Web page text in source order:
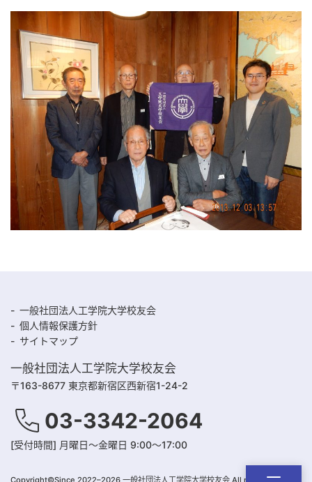
一般社団法人工学院大学校友会
個人情報保護方針
サイトマップ
一般社団法人工学院大学校友会
〒163-8677 東京都新宿区西新宿1-24-2
03-3342-2064
[受付時間] 月曜日～金曜日 9:00～17:00
Copyright©Since 2022–2026 一般社団法人工学院大学校友会 All right Reserved.